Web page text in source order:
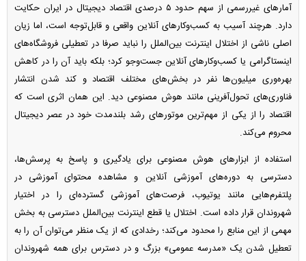
آمار‌های غیررسمی از سهم حدود ۵ درصدی اقتصاد دیجیتال در ایران حکایت
دارد. هرچند آسیب به کسب‌وکار‌های آنلاین واقعی و قابل‌توجه است، اما زیان
اصلی ناشی از اختلال اینترنت بین‌الملل را نباید صرفا در تعطیلی فروشگاه‌های
اینستاگرامی یا کسب‌وکار‌های آنلاین جست‌و‌جو کرد؛ بلکه باید آن را در کاهش
بهره‌وری میلیون‌ها نفر در بخش‌های مختلف اقتصاد و کند شدن انتشار
فناوری‌های تحول‌آفرینی مانند هوش مصنوعی دید. این همان اثری است که
اقتصاد را از یکی از مهم‌ترین موتور‌های رشد بلندمدت خود در عصر دیجیتال
محروم می‌کند.
استفاده از ابزار‌های هوش مصنوعی برای یادگیری و پاسخ به پرسش‌ها،
دسترسی به دوره‌های آموزشی آنلاین و مشاهده محتوای آموزشی در
پلتفرم‌هایی مانند یوتیوب، فرصت‌های آموزشی گسترده‌ای را در اختیار
شهروندان قرار داده است. اختلال یا قطع اینترنت بین‌الملل دسترسی به بخش
مهمی از این منابع را محدود می‌کند؛ رخدادی که از یک منظر می‌توان آن را به
تعطیل شدن یک «مدرسه عمومی» بزرگ و در دسترس برای همه شهروندان